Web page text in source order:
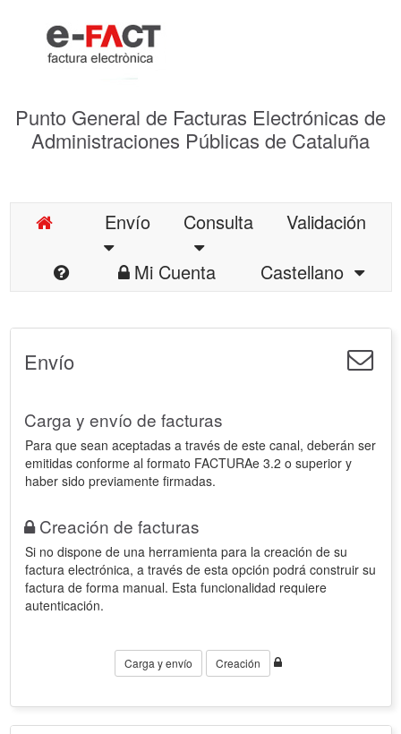
Punto General de Facturas Electrónicas de
Administraciones Públicas de Cataluña
Envío Consulta
Validación
Mi Cuenta
Castellano
Envío
Carga y envío de facturas
Para que sean aceptadas a través de este canal, deberán ser
emitidas conforme al formato FACTURAe 3.2 o superior y
haber sido previamente firmadas.
Creación de facturas
Si no dispone de una herramienta para la creación de su
factura electrónica, a través de esta opción podrá construir su
factura de forma manual. Esta funcionalidad requiere
autenticación.
Carga y envío Creación